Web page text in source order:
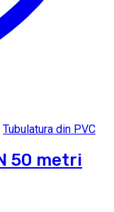
Tubulatura din PVC
50 metri